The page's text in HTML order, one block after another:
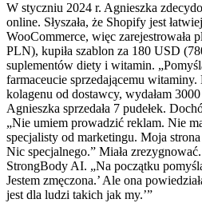
W styczniu 2024 r. Agnieszka
online. Słyszała, że Shopify jest
WooCommerce, więc zarejestrowała
PLN), kupiła szablon za 180 USD
suplementów diety i witamin.
farmaceucie sprzedającemu witaminy.
kolagenu od dostawcy, wydałam
Agnieszka sprzedała 7 pudełek.
„Nie umiem prowadzić reklam. Nie
specjalisty od marketingu. Moja
Nic specjalnego.” Miała
StrongBody AI. „Na początku
Jestem zmęczona.’ Ale ona
jest dla ludzi takich jak my.’”